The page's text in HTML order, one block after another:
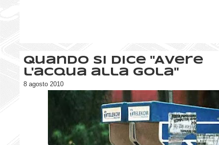
Quando si dice "Avere
l'acqua alla gola"
8 agosto 2010